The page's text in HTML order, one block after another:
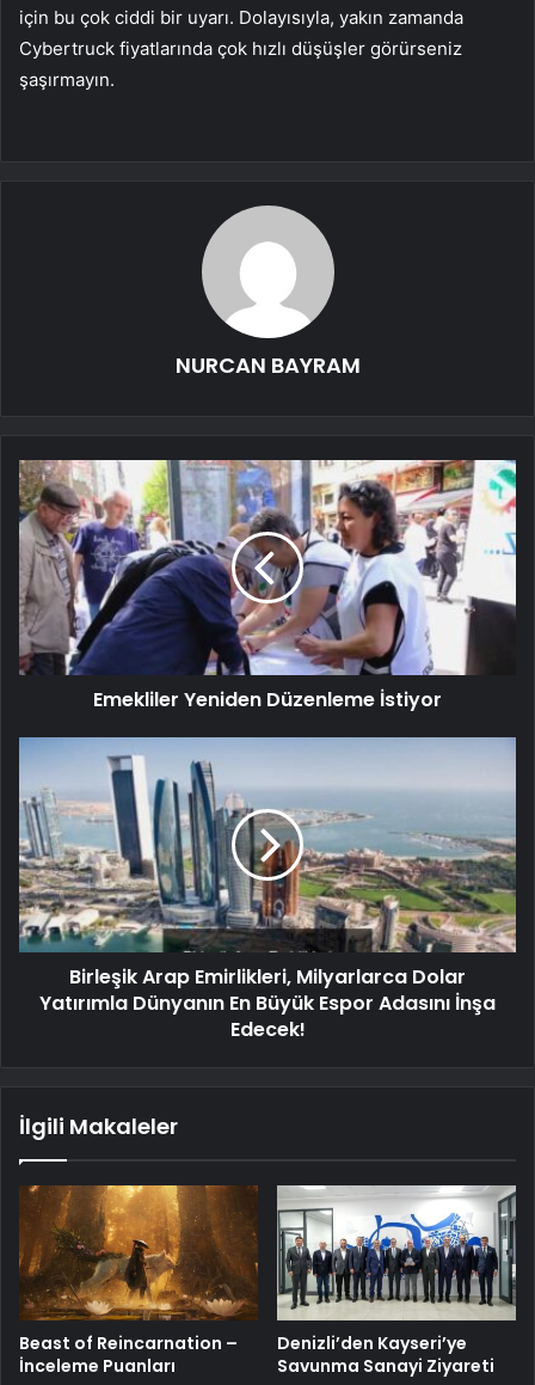
için bu çok ciddi bir uyarı. Dolayısıyla, yakın zamanda
Cybertruck fiyatlarında çok hızlı düşüşler görürseniz
şaşırmayın.
NURCAN BAYRAM
Emekliler Yeniden Düzenleme İstiyor
Birleşik Arap Emirlikleri, Milyarlarca Dolar
Yatırımla Dünyanın En Büyük Espor Adasını İnşa
Edecek!
İlgili Makaleler
Beast of Reincarnation –
İnceleme Puanları
Denizli’den Kayseri’ye
Savunma Sanayi Ziyareti